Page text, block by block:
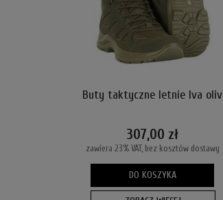
Buty taktyczne letnie Iva oliv
307,00 zł
zawiera 23% VAT, bez kosztów dostawy
DO KOSZYKA